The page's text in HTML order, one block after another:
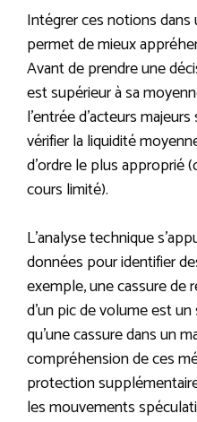
Intégrer ces notions dans
permet de mieux
Avant de prendre une
est supérieur à sa
l’entrée d’acteurs
vérifier la liquidité
d’ordre le plus approprié
cours limité).
L’analyse technique
données pour identifier
exemple, une cassure de
d’un pic de volume est
qu’une cassure dans un
compréhension de ces
protection
les mouvements